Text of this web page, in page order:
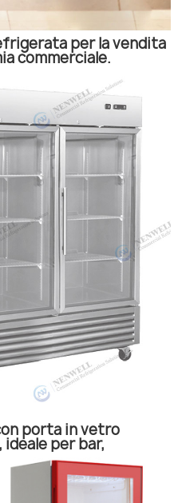
per la vendita
commerciale.
porta in vetro
per bar,